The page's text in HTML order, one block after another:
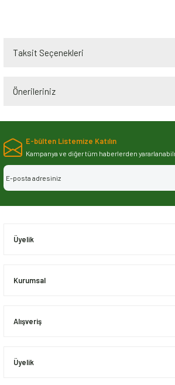
Taksit Seçenekleri
Önerileriniz
Bu ürünün fiyat bilgisi, resim, ürün
iletebilirsiniz.
Görüş ve önerileriniz için teşekkür ederiz.
Ürün resmi kalitesiz, bozuk veya
E-bülten Listemize Katılın
Kampanya ve diğer tüm haberlerden
Üyelik
Kurumsal
Alışveriş
Üyelik